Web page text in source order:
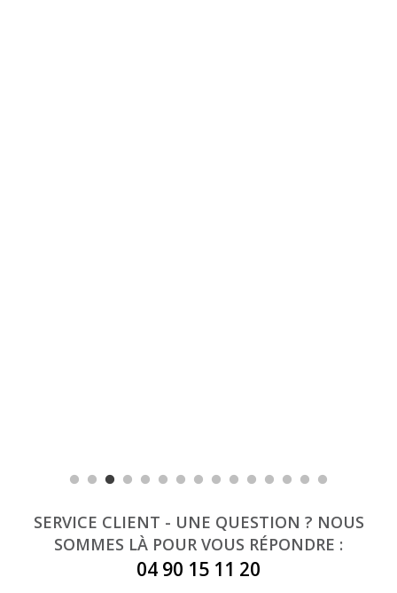
SERVICE CLIENT - UNE QUESTION ? NOUS
SOMMES LÀ POUR VOUS RÉPONDRE :
04 90 15 11 20